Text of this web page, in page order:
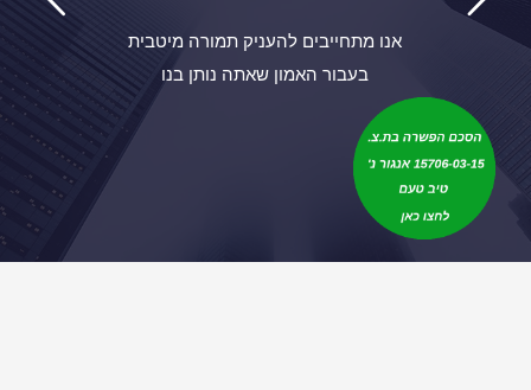
אנו מתחייבים להעניק תמורה מיטבית
בעבור האמון שאתה נותן בנו